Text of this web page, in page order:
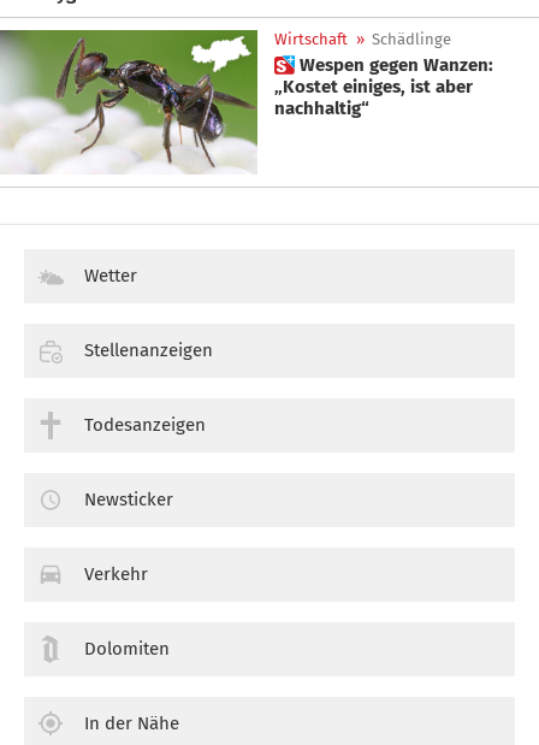
Wirtschaft » Schädlinge
 Wespen gegen Wanzen:
„Kostet einiges, ist aber
nachhaltig“
Wetter
Stellenanzeigen
Todesanzeigen
Newsticker
Verkehr
Dolomiten
In der Nähe